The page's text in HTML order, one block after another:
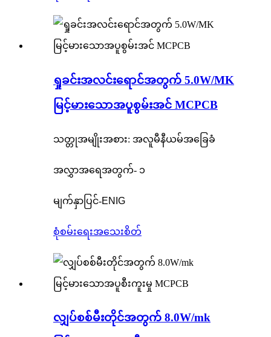
ရှုခင်းအလင်းရောင်အတွက် 5.0W/MK
မြင့်မားသောအပူစွမ်းအင် MCPCB
သတ္တုအမျိုးအစား: အလူမီနီယမ်အခြေခံ
အလွှာအရေအတွက်- ၁
မျက်နှာပြင်-ENIG
စုံစမ်းရေးအသေးစိတ်
လျှပ်စစ်မီးတိုင်အတွက် 8.0W/mk